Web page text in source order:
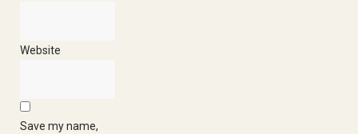
Website
Save my name,